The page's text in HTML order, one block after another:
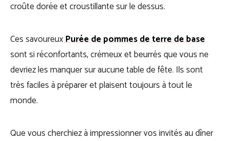
croûte dorée et croustillante sur le dessus.
Ces savoureuxPurée de pommes de terre de base
sont si réconfortants, crémeux et beurrés que vous ne
devriez les manquer sur aucune table de fête. Ils sont
très faciles à préparer et plaisent toujours à tout le
monde.
Que vous cherchiez à impressionner vos invités au dîner